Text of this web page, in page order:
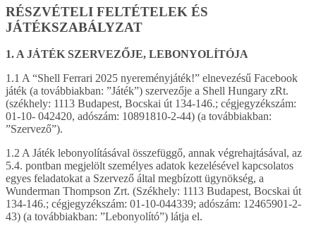
RÉSZVÉTELI FELTÉTELEK ÉS
JÁTÉKSZABÁLYZAT
1. A JÁTÉK SZERVEZŐJE, LEBONYOLÍTÓJA
1.1 A “Shell Ferrari 2025 nyereményjáték!” elnevezésű Facebook
játék (a továbbiakban: ”Játék”) szervezője a Shell Hungary zRt.
(székhely: 1113 Budapest, Bocskai út 134-146.; cégjegyzékszám:
01-10- 042420, adószám: 10891810-2-44) (a továbbiakban:
”Szervező”).
1.2 A Játék lebonyolításával összefüggő, annak végrehajtásával, az
5.4. pontban megjelölt személyes adatok kezelésével kapcsolatos
egyes feladatokat a Szervező által megbízott ügynökség, a
Wunderman Thompson Zrt. (Székhely: 1113 Budapest, Bocskai út
134-146.; cégjegyzékszám: 01-10-044339; adószám: 12465901-2-
43) (a továbbiakban: ”Lebonyolító”) látja el.